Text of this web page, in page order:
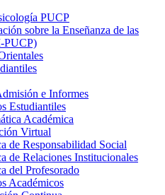
PUCP
sobre la Enseñanza de las
PUCP)
e Informes
Estudiantiles
Académica
Virtual
de Responsabilidad Social
de Relaciones Institucionales
del Profesorado
Académicos